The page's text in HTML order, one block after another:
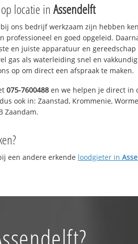
locatie in Assendelft
ons bedrijf werkzaam zijn hebben
professioneel en goed opgeleid.
en juiste apparatuur en gereedschap
gas als waterleiding snel en
op om direct een afspraak te maken.
075-7600488 en we helpen je direct in
ook in: Zaanstad, Krommenie,
Zaandam.
een andere erkende loodgieter in